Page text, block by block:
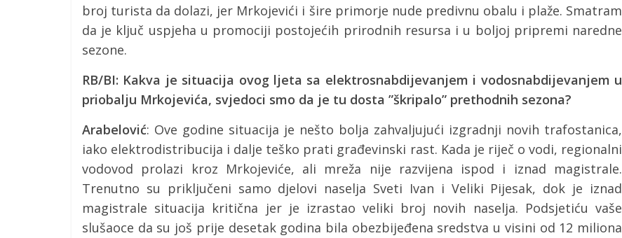
broj turista da dolazi, jer Mrkojevići i šire primorje nude predivnu obalu i plaže. Smatram
da je ključ uspjeha u promociji postojećih prirodnih resursa i u boljoj pripremi naredne
sezone.
RB/BI: Kakva je situacija ovog ljeta sa elektrosnabdijevanjem i vodosnabdijevanjem u
priobalju Mrkojevića, svjedoci smo da je tu dosta ”škripalo” prethodnih sezona?
Arabelović: Ove godine situacija je nešto bolja zahvaljujući izgradnji novih trafostanica,
iako elektrodistribucija i dalje teško prati građevinski rast. Kada je riječ o vodi, regionalni
vodovod prolazi kroz Mrkojeviće, ali mreža nije razvijena ispod i iznad magistrale.
Trenutno su priključeni samo djelovi naselja Sveti Ivan i Veliki Pijesak, dok je iznad
magistrale situacija kritična jer je izrastao veliki broj novih naselja. Podsjetiću vaše
slušaoce da su još prije desetak godina bila obezbijeđena sredstva u visini od 12 miliona